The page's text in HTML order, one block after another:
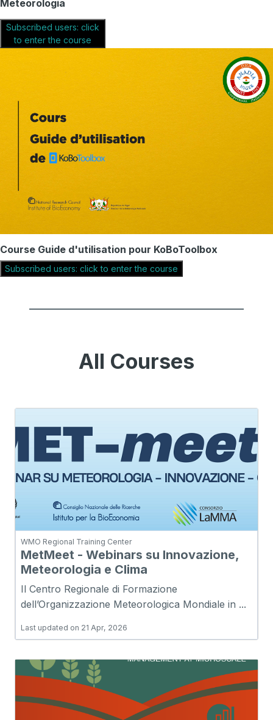
Meteorologia
Subscribed users: click
to enter the course
Course Guide d'utilisation pour KoBoToolbox
Subscribed users: click to enter the course
All Courses
WMO Regional Training Center
MetMeet - Webinars su Innovazione,
Meteorologia e Clima
Il Centro Regionale di Formazione
dell’Organizzazione Meteorologica Mondiale in ...
Last updated on 21 Apr, 2026